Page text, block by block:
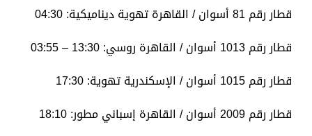
قطار رقم 81 أسوان / القاهرة تهوية ديناميكية: 04:30
قطار رقم 1013 أسوان / القاهرة روسي: 13:30 – 03:55
قطار رقم 1015 أسوان / الإسكندرية تهوية: 17:30
قطار رقم 2009 أسوان / القاهرة إسباني مطور: 18:10